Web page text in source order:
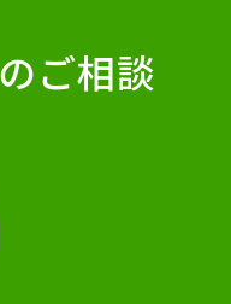
ご相談